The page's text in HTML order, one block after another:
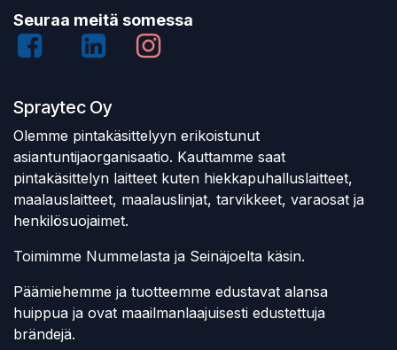
Seuraa meitä somessa
Spraytec Oy
Olemme pintakäsittelyyn erikoistunut
asiantuntijaorganisaatio. Kauttamme saat
pintakäsittelyn laitteet kuten hiekkapuhalluslaitteet,
maalauslaitteet, maalauslinjat, tarvikkeet, varaosat ja
henkilösuojaimet.
Toimimme Nummelasta ja Seinäjoelta käsin.
Päämiehemme ja tuotteemme edustavat alansa
huippua ja ovat maailmanlaajuisesti edustettuja
brändejä.